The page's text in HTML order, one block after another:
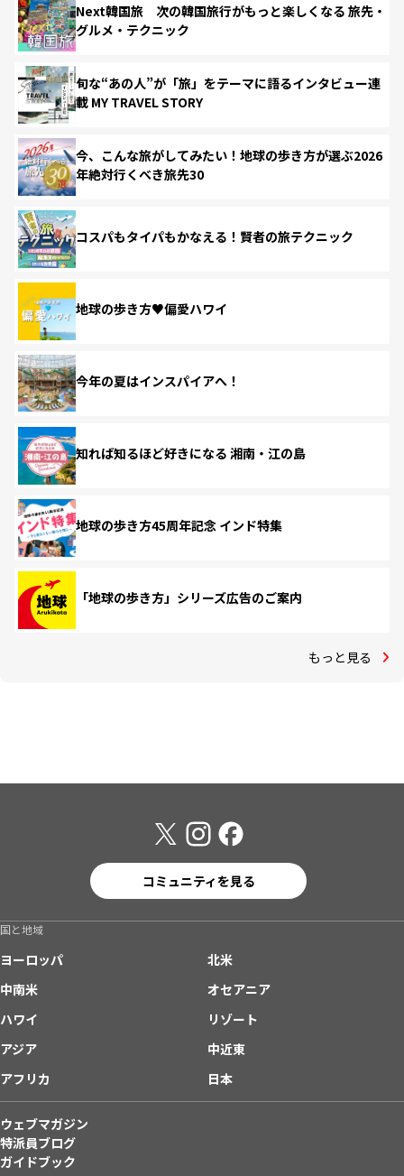
Next韓国旅 次の韓国旅行がもっと楽しくなる 旅先・
グルメ・テクニック
旬な“あの人”が「旅」をテーマに語るインタビュー連
載 MY TRAVEL STORY
今、こんな旅がしてみたい！地球の歩き方が選ぶ2026
年絶対行くべき旅先30
コスパもタイパもかなえる！賢者の旅テクニック
地球の歩き方♥偏愛ハワイ
今年の夏はインスパイアへ！
知れば知るほど好きになる 湘南・江の島
地球の歩き方45周年記念 インド特集
「地球の歩き方」シリーズ広告のご案内
もっと見る
コミュニティを見る
国と地域
ヨーロッパ
北米
中南米
オセアニア
ハワイ
リゾート
アジア
中近東
アフリカ
日本
ウェブマガジン
特派員ブログ
ガイドブック